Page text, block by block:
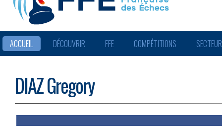
ACCUEIL DÉCOUVRIR FFE COMPÉTITIONS
DIAZ Gregory